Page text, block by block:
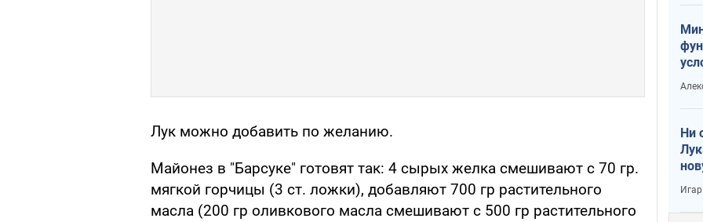
Лук можно добавить по желанию.
Майонез в "Барсуке" готовят так: 4 сырых желка смешивают с 70 гр.
мягкой горчицы (3 ст. ложки), добавляют 700 гр растительного
масла (200 гр оливкового масла смешивают с 500 гр растительного
Ни